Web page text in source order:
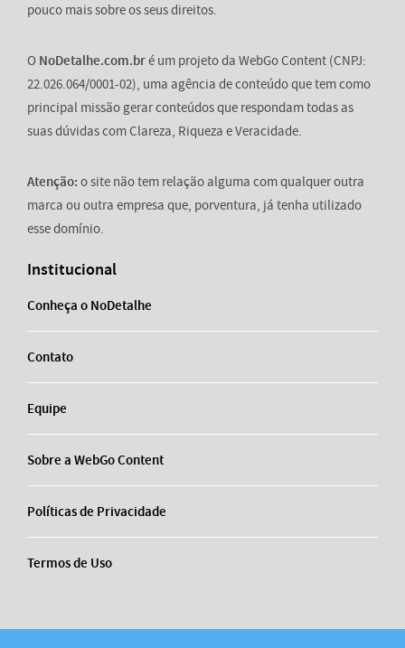
pouco mais sobre os seus direitos.
O NoDetalhe.com.bré um projeto da WebGo Content (CNPJ:
22.026.064/0001-02), uma agência de conteúdo que tem como
principal missão gerar conteúdos que respondam todas as
suas dúvidas com Clareza, Riqueza e Veracidade.
Atenção: o site não tem relação alguma com qualquer outra
marca ou outra empresa que, porventura, já tenha utilizado
esse domínio.
Institucional
Conheça o NoDetalhe
Contato
Equipe
Sobre a WebGo Content
Políticas de Privacidade
Termos de Uso